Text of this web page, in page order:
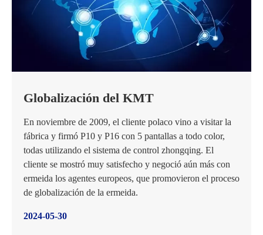
Globalización del KMT
En noviembre de 2009, el cliente polaco vino a visitar la
fábrica y firmó P10 y P16 con 5 pantallas a todo color,
todas utilizando el sistema de control zhongqing. El
cliente se mostró muy satisfecho y negoció aún más con
ermeida los agentes europeos, que promovieron el proceso
de globalización de la ermeida.
2024-05-30